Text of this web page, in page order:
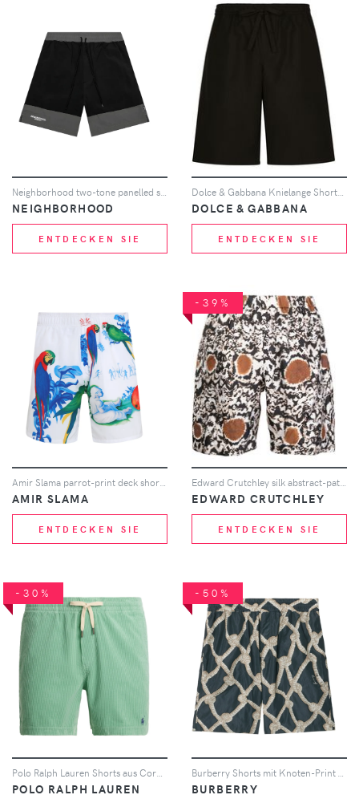
NEIGHBORHOOD
ENTDECKEN SIE
DOLCE & GABBANA
ENTDECKEN SIE
AMIR SLAMA
ENTDECKEN SIE
-39%
EDWARD CRUTCHLEY
ENTDECKEN SIE
-30%
Polo Ralph Lauren Shorts aus Cord mit Kordelzug - Grün
POLO RALPH LAUREN
-50%
Burberry Shorts mit Knoten-Print - Grau
BURBERRY